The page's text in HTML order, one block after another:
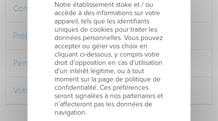
Comment venir au Centre Hospitalier
Préparer votre séjour à l’Hôpital
Pendant votre séjour à l’Hôpital
Votre retour au domicile
Notre établissement stoke et / ou
accède à des informations sur votre
appareil, tels que les identifiants
uniques de cookies pour traiter les
données personnelles. Vous pouvez
accepter ou gérer vos choix en
cliquant ci-dessous, y compris votre
droit d’opposition en cas d’utilisation
d’un intérêt légitime, ou à tout
moment sur la page de politique de
confidentialité. Ces préférences
seront signalées à nos partenaires et
n’affecteront pas les données de
navigation.